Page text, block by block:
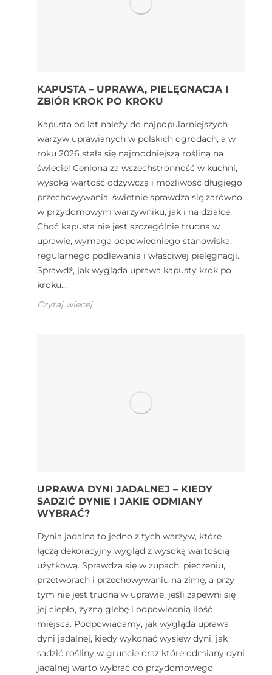
KAPUSTA – UPRAWA, PIELĘGNACJA I
ZBIÓR KROK PO KROKU
Kapusta od lat należy do najpopularniejszych
warzyw uprawianych w polskich ogrodach, a w
roku 2026 stała się najmodniejszą rośliną na
świecie! Ceniona za wszechstronność w kuchni,
wysoką wartość odżywczą i możliwość długiego
przechowywania, świetnie sprawdza się zarówno
w przydomowym warzywniku, jak i na działce.
Choć kapusta nie jest szczególnie trudna w
uprawie, wymaga odpowiedniego stanowiska,
regularnego podlewania i właściwej pielęgnacji.
Sprawdź, jak wygląda uprawa kapusty krok po
kroku...
Czytaj więcej
UPRAWA DYNI JADALNEJ – KIEDY
SADZIĆ DYNIE I JAKIE ODMIANY
WYBRAĆ?
Dynia jadalna to jedno z tych warzyw, które
łączą dekoracyjny wygląd z wysoką wartością
użytkową. Sprawdza się w zupach, pieczeniu,
przetworach i przechowywaniu na zimę, a przy
tym nie jest trudna w uprawie, jeśli zapewni się
jej ciepło, żyzną glebę i odpowiednią ilość
miejsca. Podpowiadamy, jak wygląda uprawa
dyni jadalnej, kiedy wykonać wysiew dyni, jak
sadzić rośliny w gruncie oraz które odmiany dyni
jadalnej warto wybrać do przydomowego